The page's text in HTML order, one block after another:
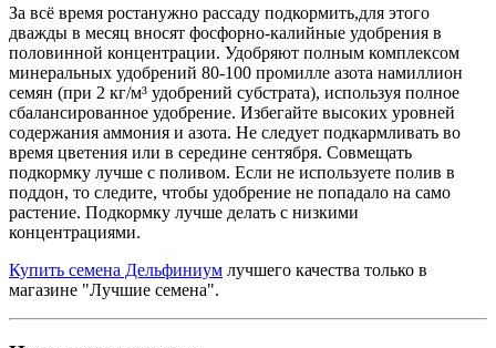
За всё время ростанужно рассаду подкормить,для этого
дважды в месяц вносят фосфорно-калийные удобрения в
половинной концентрации. Удобряют полным комплексом
минеральных удобрений 80-100 промилле азота намиллион
семян (при 2 кг/м³ удобрений субстрата), используя полное
сбалансированное удобрение. Избегайте высоких уровней
содержания аммония и азота. Не следует подкармливать во
время цветения или в середине сентября. Совмещать
подкормку лучше с поливом. Если не используете полив в
поддон, то следите, чтобы удобрение не попадало на само
растение. Подкормку лучше делать с низкими
концентрациями.
Купить семена Дельфиниум лучшего качества только в
магазине "Лучшие семена".